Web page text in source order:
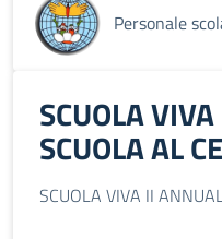
Personale
SCUOLA
SCUOLA AL
SCUOLA VIVA II